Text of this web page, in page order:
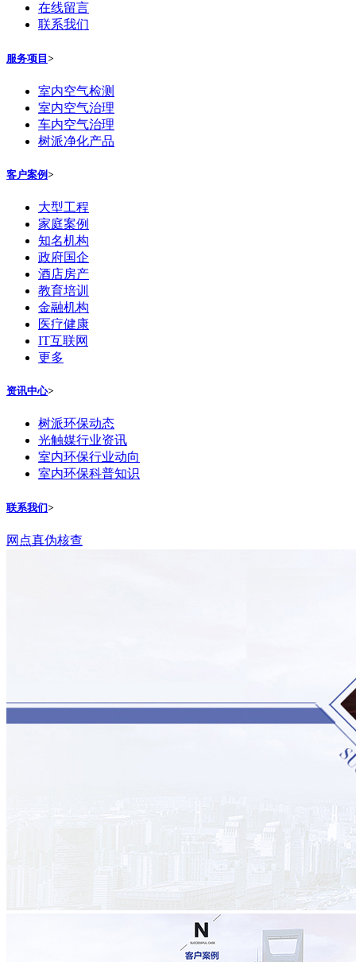
在线留言
联系我们
服务项目 >
室内空气检测
室内空气治理
车内空气治理
树派净化产品
客户案例 >
大型工程
家庭案例
知名机构
政府国企
酒店房产
教育培训
金融机构
医疗健康
IT互联网
更多
资讯中心>
树派环保动态
光触媒行业资讯
室内环保行业动向
室内环保科普知识
联系我们>
网点真伪核查